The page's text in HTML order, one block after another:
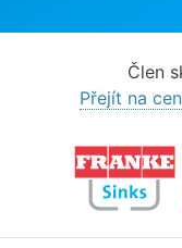
Člen
Přejít na